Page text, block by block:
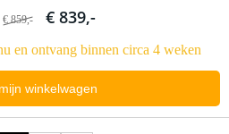
€ 859,- € 839,-
en ontvang binnen circa 4 weken
winkelwagen